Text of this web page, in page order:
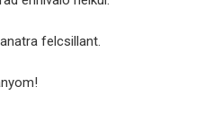
felcsillant.